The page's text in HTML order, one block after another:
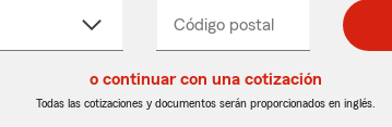
Código postal
postal
de
postal
de
_____
o continuar con una cotización
Todas las cotizaciones y documentos serán proporcionados en inglés.